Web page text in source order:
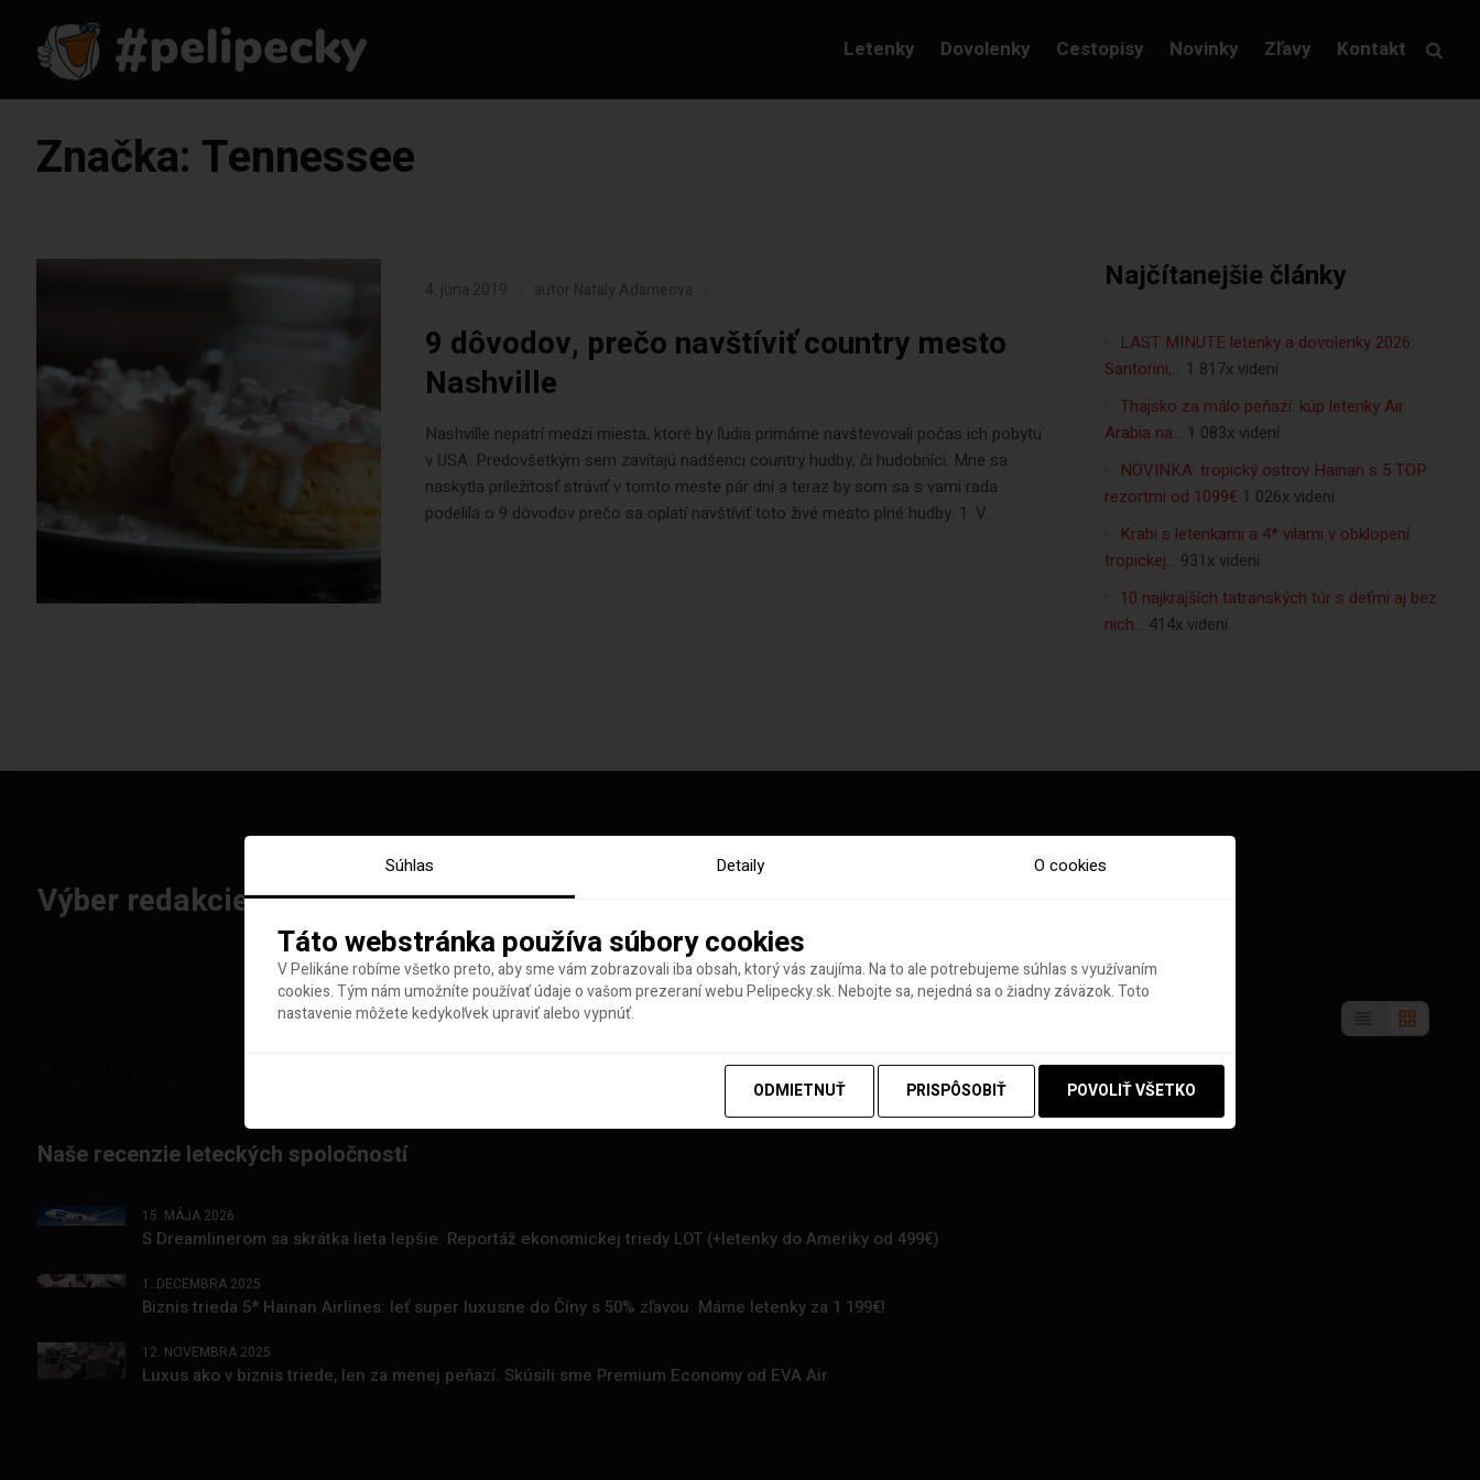
Letenky Dovolenky Cestopisy Novinky Zľavy Kontakt
Značka:Tennessee
4. júna 2019 autor Nataly Adameova
9 dôvodov, prečo navštíviť country mesto
Nashville
Nashville nepatrí medzi miesta, ktoré by ľudia primárne navštevovali počas ich pobytu
v USA. Predovšetkým sem zavítajú nadšenci country hudby, či hudobníci. Mne sa
naskytla príležitosť stráviť v tomto meste pár dní a teraz by som sa s vami rada
podelila o 9 dôvodov prečo sa oplatí navštíviť toto živé mesto plné hudby. 1. V...
Najčítanejšie články
LAST MINUTE letenky a dovolenky 2026:
Santorini,… 1 817x videní
Thajsko za málo peňazí: kúp letenky Air
Arabia na… 1 083x videní
NOVINKA: tropický ostrov Hainan s 5 TOP
rezortmi od 1099€ 1 026x videní
Krabi s letenkami a 4* vilami v obklopení
tropickej… 931x videní
10 najkrajších tatranských túr s deťmi aj bez
nich… 414x videní
Výber redakcie: Najlepšie letenky tohto týždňa
Naše recenzie leteckých spoločností
15. MÁJA 2026
S Dreamlinerom sa skrátka lieta lepšie. Reportáž ekonomickej triedy LOT (+letenky do Ameriky od 499€)
1. DECEMBRA 2025
Biznis trieda 5* Hainan Airlines: leť super luxusne do Číny s 50% zľavou. Máme letenky za 1 199€!
12. NOVEMBRA 2025
Luxus ako v biznis triede, len za menej peňazí. Skúsili sme Premium Economy od EVA Air
Súhlas Detaily O cookies
Táto webstránka používa súbory cookies
V Pelikáne robíme všetko preto, aby sme vám zobrazovali iba obsah, ktorý vás zaujíma. Na to ale potrebujeme súhlas s využívaním
cookies. Tým nám umožníte používať údaje o vašom prezeraní webu Pelipecky.sk. Nebojte sa, nejedná sa o žiadny záväzok. Toto
nastavenie môžete kedykoľvek upraviť alebo vypnúť.
ODMIETNUŤ PRISPÔSOBIŤ POVOLIŤ VŠETKO